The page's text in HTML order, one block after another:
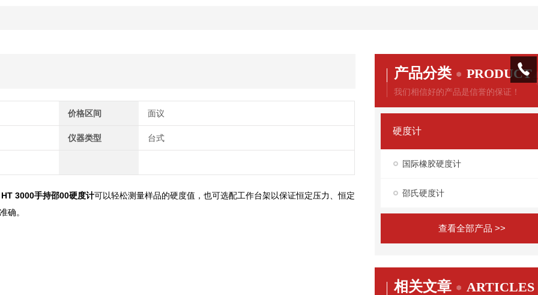
价格区间 面议
仪器类型 台式
HT 3000手持邵00硬度计可以轻松测量样品的硬度值，也可选配工作台架以保证恒定压力、恒定
确。
产品分类 PRODUCT
我们相信好的产品是信誉的保证！
硬度计
国际橡胶硬度计
邵氏硬度计
查看全部产品 >>
相关文章 ARTICLES